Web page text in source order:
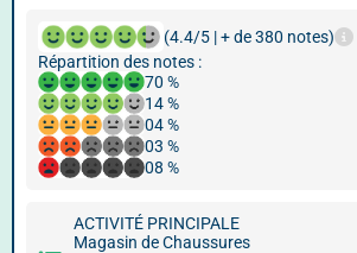
(4.4/5 | + de 380 notes)
Répartition des notes :
70 %
14 %
04 %
03 %
08 %
ACTIVITÉ PRINCIPALE
Magasin de Chaussures